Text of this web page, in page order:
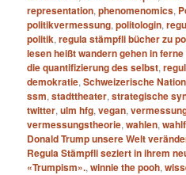
representation,phenomenomics,
politikvermessung,politologin,
politik,regula stämpfli bücher zu
lesen heißt wandern gehen in ferne
die quantifizierung des selbst,
demokratie,Schweizerische
ssm,stadttheater,strategische
twitter,ulm hfg,vegan,
vermessungstheorie,wahlen,
Donald Trump unsere Welt
Regula Stämpfli seziert in ihrem
«Trumpism».,winnie the pooh,